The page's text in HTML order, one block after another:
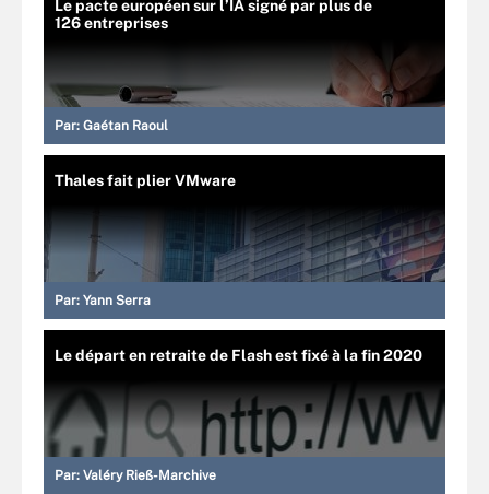
Le pacte européen sur l’IA signé par plus de
126 entreprises
Par: Gaétan Raoul
Thales fait plier VMware
Par: Yann Serra
Le départ en retraite de Flash est fixé à la fin 2020
Par: Valéry Rieß-Marchive